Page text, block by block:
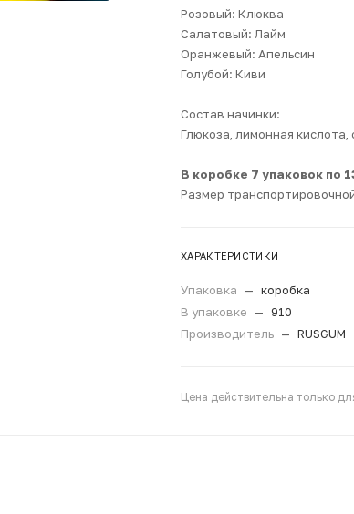
Розовый: Клюква
Салатовый: Лайм
Оранжевый: Апельсин
Голубой: Киви
Состав начинки:
Глюкоза, лимонная
В коробке 7 упаковок по
Размер
ХАРАКТЕРИСТИКИ
Упаковка — коробка
В упаковке
— 910
Производитель — RUSGUM
Цена действительна только